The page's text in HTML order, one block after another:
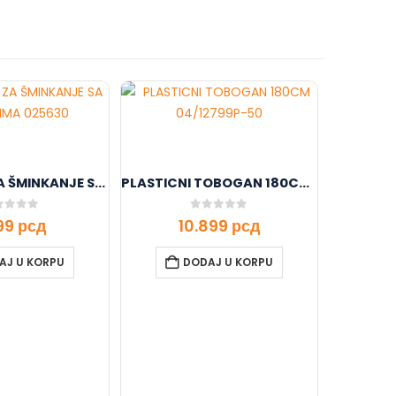
OGLEDALO ZA ŠMINKANJE SA DODACIMA 025630
of 5рсд
U KORPU
PLASTICNI TOBOGAN 180CM 04/12799P-50
0 out of 5
10.899 рсд
DODAJ U KORPU